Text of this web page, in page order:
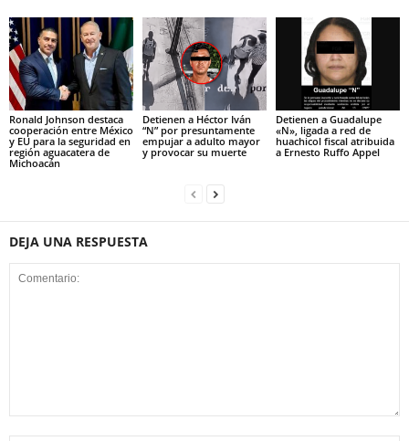
Ronald Johnson destaca
cooperación entre México
y EU para la seguridad en
región aguacatera de
Michoacán
Detienen a Héctor Iván
“N” por presuntamente
empujar a adulto mayor
y provocar su muerte
Detienen a Guadalupe
«N», ligada a red de
huachicol fiscal atribuida
a Ernesto Ruffo Appel
DEJA UNA RESPUESTA